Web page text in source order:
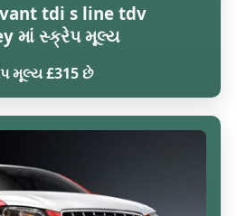
tdi s line tdv
માં સ્ક્રેપ મૂલ્ય
મૂલ્ય £315 છે